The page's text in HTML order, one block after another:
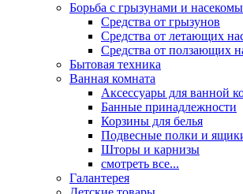
Борьба с грызунами и
Средства от грызунов
Средства от летающих
Средства от ползающих
Бытовая техника
Ванная комната
Аксессуары для ванной
Банные принадлежности
Корзины для белья
Подвесные полки и
Шторы и карнизы
смотреть все...
Галантерея